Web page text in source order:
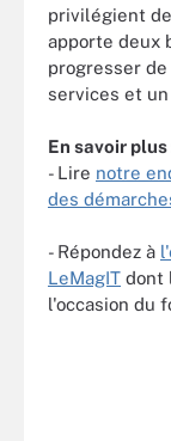
privilégient
apporte deux
progresser
services et
En savoir plus
- Lire notre
des
- Répondez à
LeMagIT dont
l'occasion du